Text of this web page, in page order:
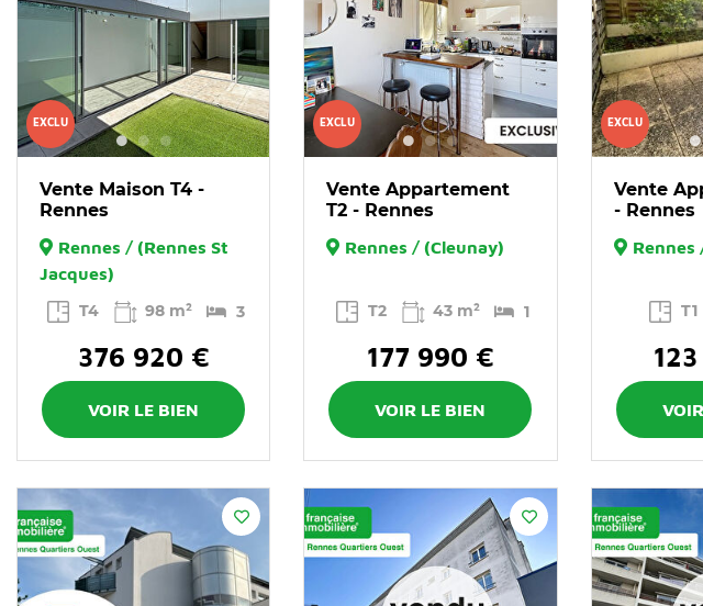
EXCLU
Vente Maison T4 -
Rennes
Rennes / (Rennes St
Jacques)
T4
98 m² 3
376 920 €
VOIR LE BIEN
EXCLU
Vente Appartement
T2 - Rennes
Rennes / (Cleunay)
T2 43 m² 1
177 990 €
VOIR LE BIEN
EXCLU
Vente
- Rennes
Rennes
T1